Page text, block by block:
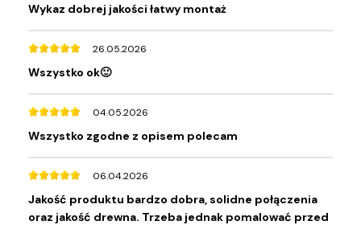
Wykaz dobrej jakości łatwy montaż
26.05.2026
Wszystko ok🙂
04.05.2026
Wszystko zgodne z opisem polecam
06.04.2026
Jakość produktu bardzo dobra, solidne połączenia
oraz jakość drewna. Trzeba jednak pomalować przed